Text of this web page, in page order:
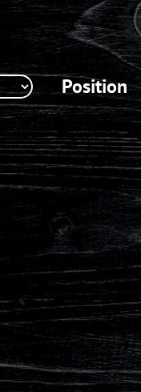
Position